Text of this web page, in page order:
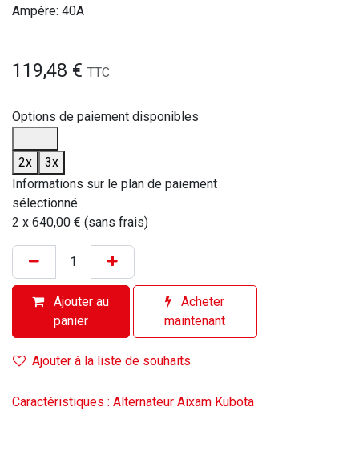
Ampère: 40A
119,48 € TTC
Options de paiement disponibles
2x
3x
Informations sur le plan de paiement
sélectionné
2 x 640,00 € (sans frais)
Ajouter au
panier
Acheter
maintenant
Ajouter à la liste de souhaits
Caractéristiques : Alternateur Aixam Kubota